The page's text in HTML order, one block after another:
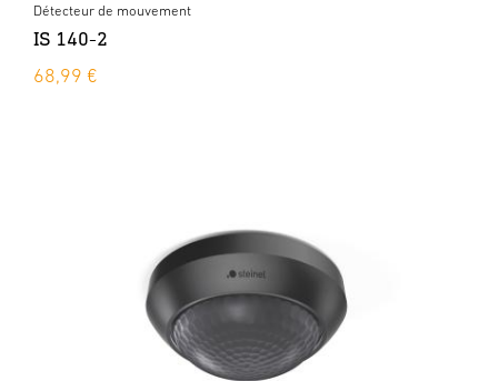
Détecteur de mouvement
IS 140-2
68,99 €